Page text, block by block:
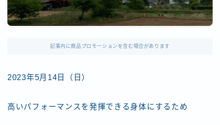
記事内に商品プロモーションを含む場合があります
2023年5月14日（日）
高いパフォーマンスを発揮できる身体にするため